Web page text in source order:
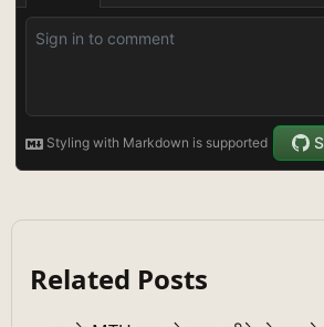
Related Posts